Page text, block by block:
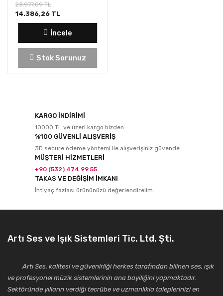
23.977,09 TL
14.386,26 TL
İncele
Stok Sorunuz
KARGO İNDİRİMİ
10000 TL ve üzeri kargo bizden
%100 GÜVENLİ ALIŞVERİŞ
3D secure ödeme yöntemi ile alışverişiniz güvende.
MÜŞTERİ HİZMETLERİ
+90 (532) 474 99 55
TAKAS VE DEĞİŞİM İMKANI
İhtiyaç fazlası ürününüzü değerlendirelim.
Artı Ses ve Işık Sistemleri Tic. Ltd. Şti.
Artı Ses, kalitesi ve güvenirliği herkes tarafından bilinen ses, ışık
ve profesyonel müzik sistemlerinin ana bayiliğini yapmaktadır.
Sektöründe yılların verdiği tecrübe ve uzmanlıkla taleplerinizi en